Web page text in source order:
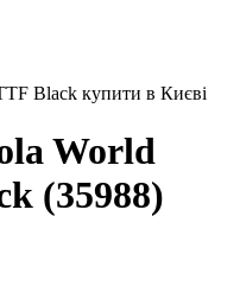
Black купити в Києві
World
(35988)